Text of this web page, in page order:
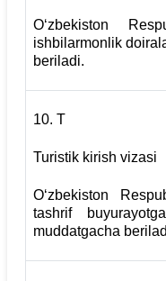
O‘zbekiston
ishbilarmonlik
beriladi.
10. Т
Turistik kirish vizasi
O‘zbekiston
tashrif
muddatgacha